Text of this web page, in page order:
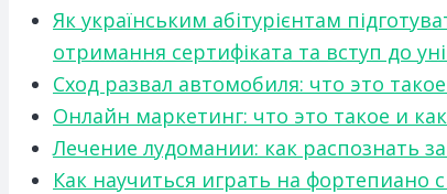
Як українським абітурієнтам
отримання сертифіката та вступ до
Сход развал автомобиля: что это
Онлайн маркетинг: что это такое и
Лечение лудомании: как распознать
Как научиться играть на фортепиано